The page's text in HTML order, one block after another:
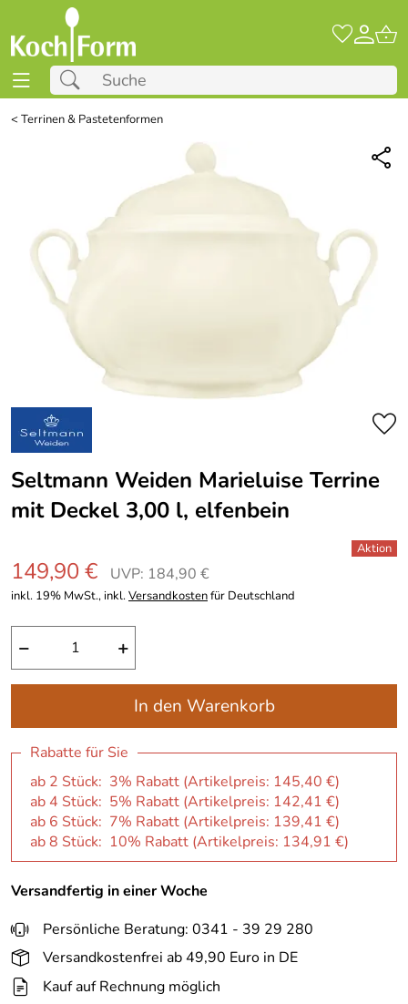
<Terrinen & Pastetenformen
Seltmann Weiden Marieluise Terrine
mit Deckel 3,00 l, elfenbein
149,90 € UVP: 184,90 €
inkl. 19% MwSt., inkl.Versandkostenfür Deutschland
− +
In den Warenkorb
Rabatte für Sie
ab 2 Stück: 3% Rabatt (Artikelpreis: 145,40 €)
ab 4 Stück: 5% Rabatt (Artikelpreis: 142,41 €)
ab 6 Stück: 7% Rabatt (Artikelpreis: 139,41 €)
ab 8 Stück: 10% Rabatt (Artikelpreis: 134,91 €)
Versandfertig in einer Woche
Persönliche Beratung: 0341 - 39 29 280
Versandkostenfrei ab 49,90 Euro in DE
Kauf auf Rechnung möglich